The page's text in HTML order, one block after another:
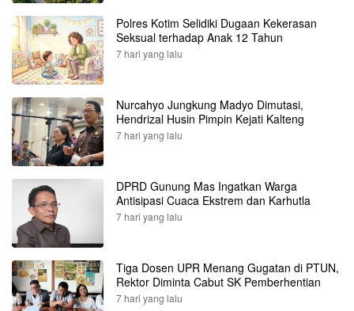
Polres Kotim Selidiki Dugaan Kekerasan
Seksual terhadap Anak 12 Tahun
7 hari yang lalu
Nurcahyo Jungkung Madyo Dimutasi,
Hendrizal Husin Pimpin Kejati Kalteng
7 hari yang lalu
DPRD Gunung Mas Ingatkan Warga
Antisipasi Cuaca Ekstrem dan Karhutla
7 hari yang lalu
Tiga Dosen UPR Menang Gugatan di PTUN,
Rektor Diminta Cabut SK Pemberhentian
7 hari yang lalu